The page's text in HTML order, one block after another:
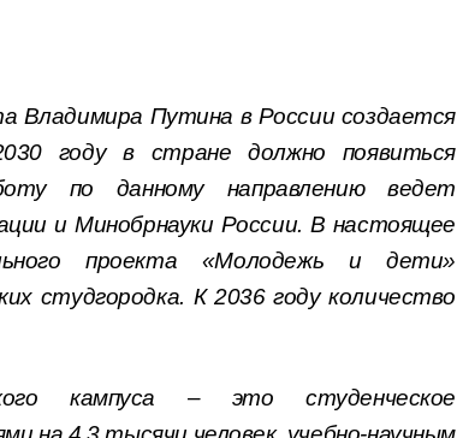
Владимира Путина в России создается
году в стране должно появиться
по данному направлению ведет
и Минобрнауки России. В настоящее
проекта «Молодежь и дети»
студгородка. К 2036 году количество
кампуса – это студенческое